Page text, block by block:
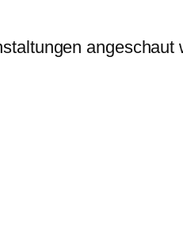
angeschaut